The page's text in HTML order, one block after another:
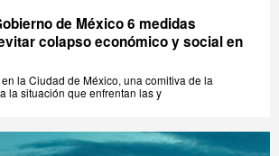
de México 6 medidas
colapso económico y social en
la Ciudad de México, una comitiva de la
la situación que enfrentan las y